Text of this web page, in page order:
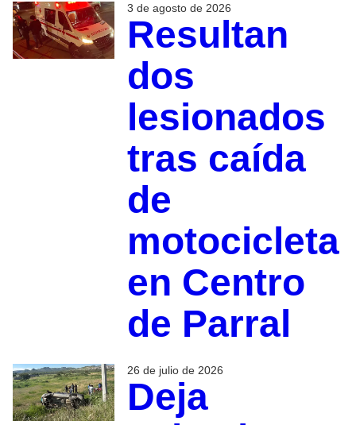
3 de agosto de 2026
Resultan
dos
lesionados
tras caída
de
motocicleta
en Centro
de Parral
26 de julio de 2026
Deja